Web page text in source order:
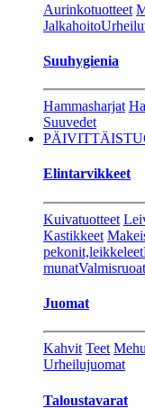
Aurinkotuotteet
Jalkahoito
Suuhygienia
Hammasharjat
Suuvedet
Elintarvikkeet
Kuivatuotteet
Kastikkeet
pekonit,leikkeleet
munatValmisruoat
Juomat
Kahvit Teet
Urheilujuomat
Taloustavarat